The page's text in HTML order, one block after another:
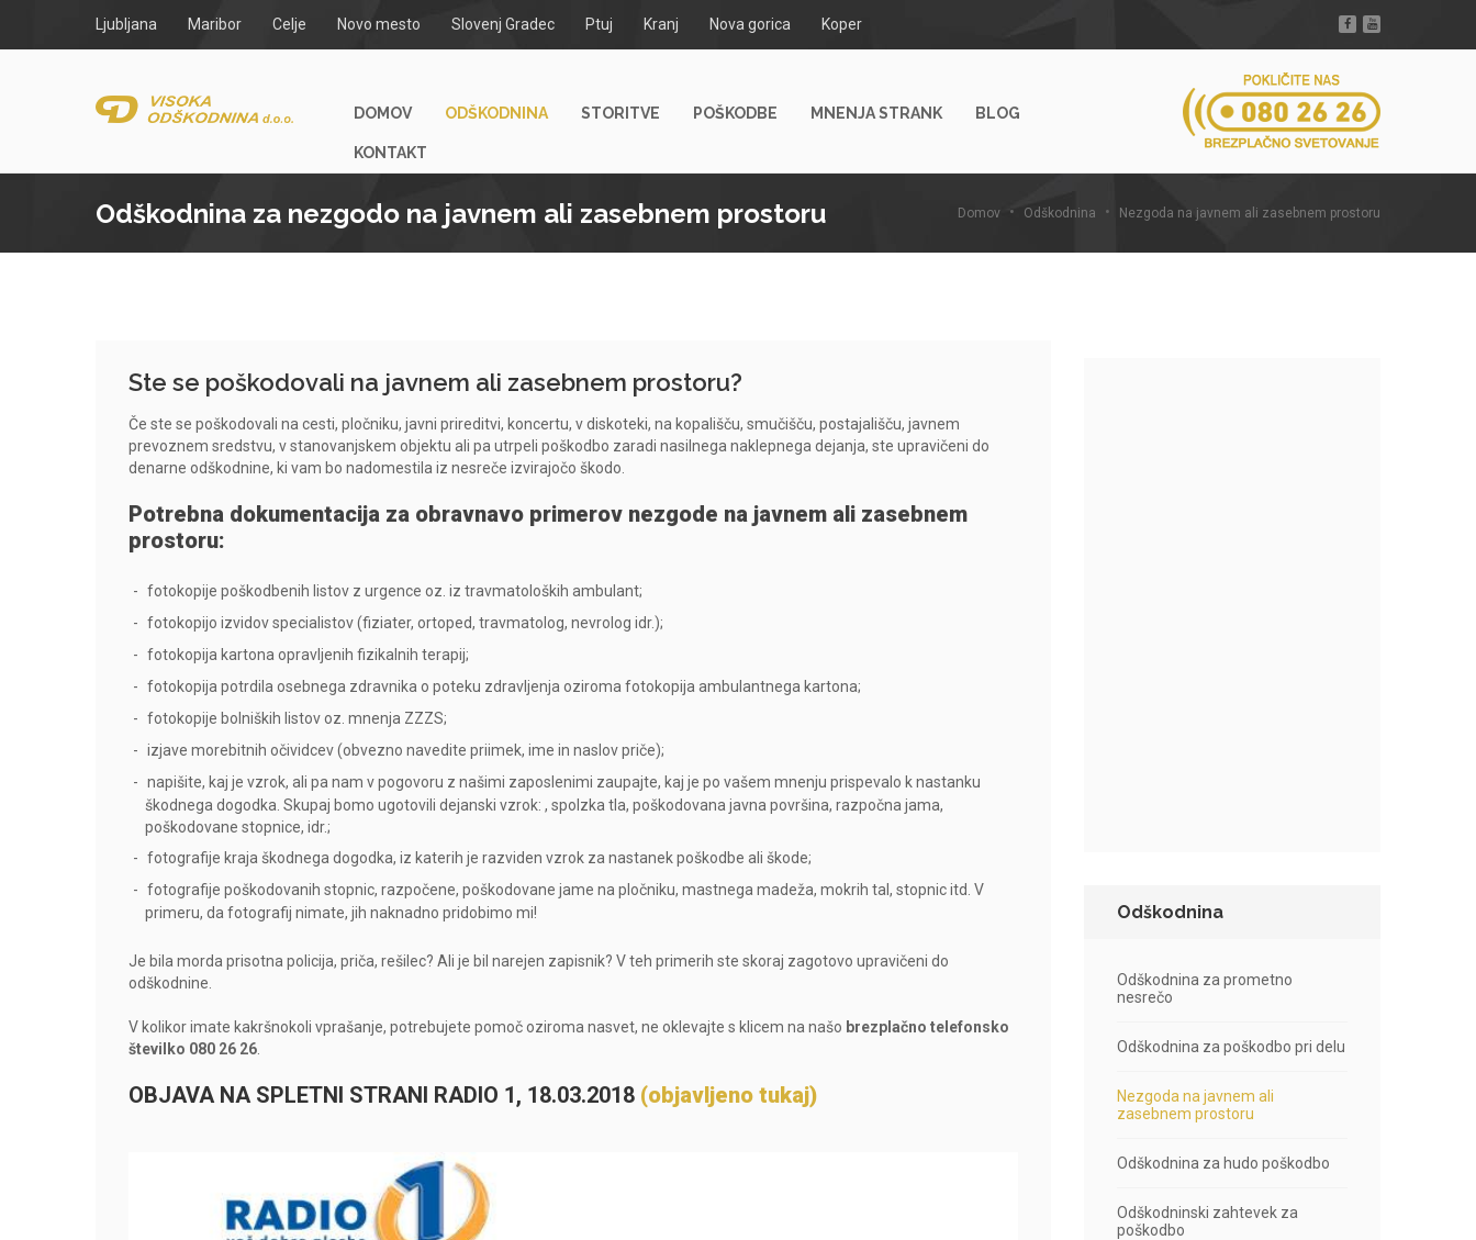
Ljubljana Maribor Celje Novo mesto Slovenj Gradec Ptuj Kranj Nova gorica Koper
DOMOV ODŠKODNINA STORITVE POŠKODBE MNENJA STRANK BLOG
KONTAKT
Odškodnina za nezgodo na javnem ali zasebnem prostoru Domov Odškodnina Nezgoda na javnem ali zasebnem prostoru
Ste se poškodovali na javnem ali zasebnem prostoru?
Če ste se poškodovali na cesti, pločniku, javni prireditvi, koncertu, v diskoteki, na kopališču, smučišču, postajališču, javnem
prevoznem sredstvu, v stanovanjskem objektu ali pa utrpeli poškodbo zaradi nasilnega naklepnega dejanja, ste upravičeni do
denarne odškodnine, ki vam bo nadomestila iz nesreče izvirajočo škodo.
Potrebna dokumentacija za obravnavo primerov nezgode na javnem ali zasebnem
prostoru:
fotokopije poškodbenih listov z urgence oz. iz travmatoloških ambulant;
fotokopijo izvidov specialistov (fiziater, ortoped, travmatolog, nevrolog idr.);
fotokopija kartona opravljenih fizikalnih terapij;
fotokopija potrdila osebnega zdravnika o poteku zdravljenja oziroma fotokopija ambulantnega kartona;
fotokopije bolniških listov oz. mnenja ZZZS;
izjave morebitnih očividcev (obvezno navedite priimek, ime in naslov priče);
napišite, kaj je vzrok, ali pa nam v pogovoru z našimi zaposlenimi zaupajte, kaj je po vašem mnenju prispevalo k nastanku
škodnega dogodka. Skupaj bomo ugotovili dejanski vzrok: , spolzka tla, poškodovana javna površina, razpočna jama,
poškodovane stopnice, idr.;
fotografije kraja škodnega dogodka, iz katerih je razviden vzrok za nastanek poškodbe ali škode;
fotografije poškodovanih stopnic, razpočene, poškodovane jame na pločniku, mastnega madeža, mokrih tal, stopnic itd. V
primeru, da fotografij nimate, jih naknadno pridobimo mi!
Je bila morda prisotna policija, priča, rešilec? Ali je bil narejen zapisnik? V teh primerih ste skoraj zagotovo upravičeni do
odškodnine.
V kolikor imate kakršnokoli vprašanje, potrebujete pomoč oziroma nasvet, ne oklevajte s klicem na našo brezplačno telefonsko
številko 080 26 26
OBJAVA NA SPLETNI STRANI RADIO 1, 18.03.2018 (objavljeno tukaj)
Odškodnina
Odškodnina za prometno
nesrečo
Odškodnina za poškodbo pri delu
Nezgoda na javnem ali
zasebnem prostoru
Odškodnina za hudo poškodbo
Odškodninski zahtevek za
poškodbo